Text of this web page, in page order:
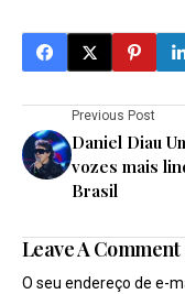
Previous Post
Daniel Diau
vozes mais
Brasil
Leave A Comment
O seu endereço de e-